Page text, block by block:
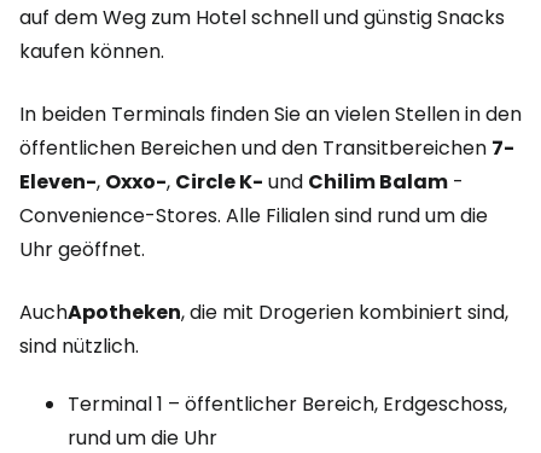
auf dem Weg zum Hotel schnell und günstig Snacks
kaufen können.
In beiden Terminals finden Sie an vielen Stellen in den
öffentlichen Bereichen und den Transitbereichen 7-
Eleven-, Oxxo-, Circle K- und Chilim Balam -
Convenience-Stores. Alle Filialen sind rund um die
Uhr geöffnet.
AuchApotheken, die mit Drogerien kombiniert sind,
sind nützlich.
Terminal 1 – öffentlicher Bereich, Erdgeschoss,
rund um die Uhr